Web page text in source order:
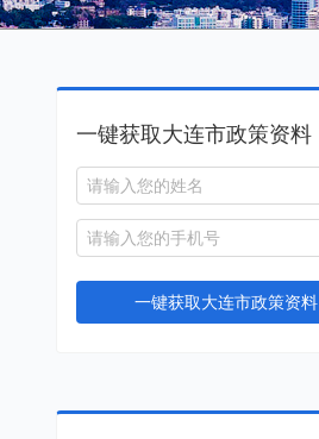
一键获取大连市政策资料
一键获取大连市政策资料